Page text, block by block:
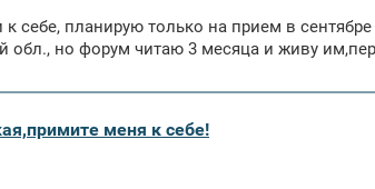
себе, планирую только на прием в
обл., но форум читаю 3 месяца и живу
меня к себе!